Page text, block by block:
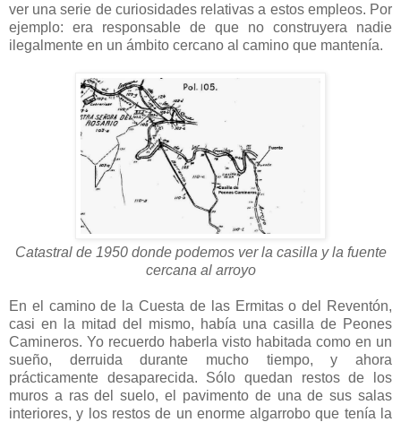
ver una serie de curiosidades relativas a estos empleos. Por
ejemplo: era responsable de que no construyera nadie
ilegalmente en un ámbito cercano al camino que mantenía.
Catastral de 1950 donde podemos ver la casilla y la fuente
cercana al arroyo
En el camino de la Cuesta de las Ermitas o del Reventón,
casi en la mitad del mismo, había una casilla de Peones
Camineros. Yo recuerdo haberla visto habitada como en un
sueño, derruida durante mucho tiempo, y ahora
prácticamente desaparecida. Sólo quedan restos de los
muros a ras del suelo, el pavimento de una de sus salas
interiores, y los restos de un enorme algarrobo que tenía la